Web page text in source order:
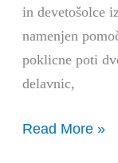
in devetošolce
namenjen
poklicne poti
delavnic,
Read More »